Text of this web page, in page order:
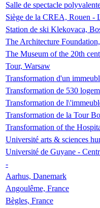
Salle de spectacle
Siège de la CREA, Rouen -
Station de ski Klekovaca,
The Architecture
The Museum of the 20th
Tour, Warsaw
Transformation d'un
Transformation de 530
Transformation de
Transformation de la Tour
Transformation of the
Université arts & sciences
Université de Guyane -
-
Aarhus, Danemark
Angoulême, France
Bègles, France